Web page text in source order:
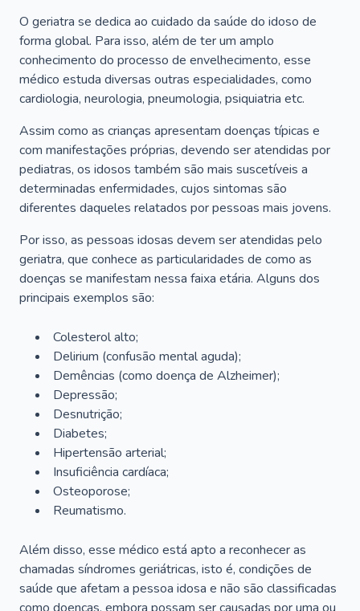
O geriatra se dedica ao cuidado da saúde do idoso de
forma global. Para isso, além de ter um amplo
conhecimento do processo de envelhecimento, esse
médico estuda diversas outras especialidades, como
cardiologia, neurologia, pneumologia, psiquiatria etc.
Assim como as crianças apresentam doenças típicas e
com manifestações próprias, devendo ser atendidas por
pediatras, os idosos também são mais suscetíveis a
determinadas enfermidades, cujos sintomas são
diferentes daqueles relatados por pessoas mais jovens.
Por isso, as pessoas idosas devem ser atendidas pelo
geriatra, que conhece as particularidades de como as
doenças se manifestam nessa faixa etária. Alguns dos
principais exemplos são:
Colesterol alto;
Delirium (confusão mental aguda);
Demências (como doença de Alzheimer);
Depressão;
Desnutrição;
Diabetes;
Hipertensão arterial;
Insuficiência cardíaca;
Osteoporose;
Reumatismo.
Além disso, esse médico está apto a reconhecer as
chamadas síndromes geriátricas, isto é, condições de
saúde que afetam a pessoa idosa e não são classificadas